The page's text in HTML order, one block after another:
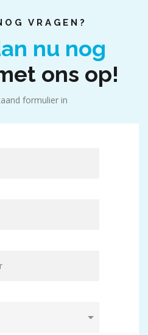
VRAGEN?
nu nog
ons op!
formulier in